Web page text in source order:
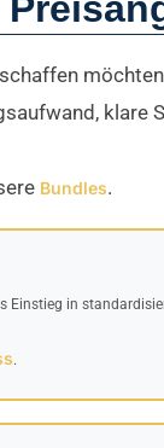
klare
Bundles.
Einstieg in
.